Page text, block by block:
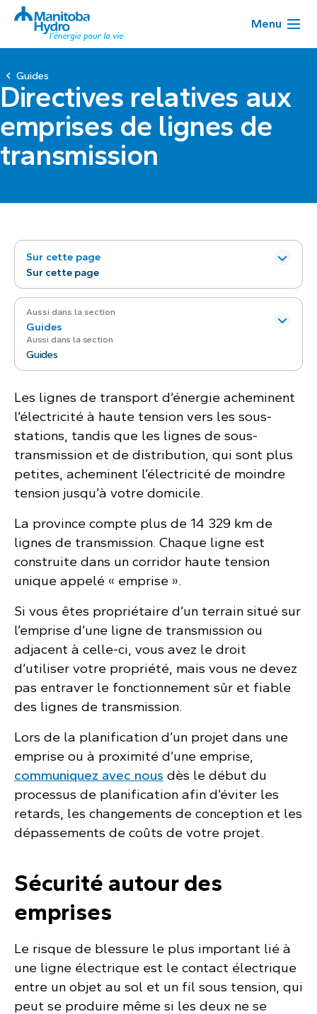
Menu
Guides
Directives relatives aux
emprises de lignes de
transmission
Sur cette page
Sur cette page
Aussi dans la section
Guides
Aussi dans la section
Guides
Les lignes de transport d’énergie acheminent
l’électricité à haute tension vers les sous-
stations, tandis que les lignes de sous-
transmission et de distribution, qui sont plus
petites, acheminent l’électricité de moindre
tension jusqu’à votre domicile.
La province compte plus de 14 329 km de
lignes de transmission. Chaque ligne est
construite dans un corridor haute tension
unique appelé « emprise ».
Si vous êtes propriétaire d’un terrain situé sur
l’emprise d’une ligne de transmission ou
adjacent à celle-ci, vous avez le droit
d’utiliser votre propriété, mais vous ne devez
pas entraver le fonctionnement sûr et fiable
des lignes de transmission.
Lors de la planification d’un projet dans une
emprise ou à proximité d’une emprise,
communiquez avec nous dès le début du
processus de planification afin d’éviter les
retards, les changements de conception et les
dépassements de coûts de votre projet.
Sécurité autour des
emprises
Le risque de blessure le plus important lié à
une ligne électrique est le contact électrique
entre un objet au sol et un fil sous tension, qui
peut se produire même si les deux ne se